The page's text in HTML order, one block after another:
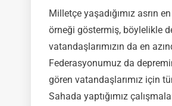
Milletçe yaşadığımız asrın
örneği göstermiş, böylelikle
vatandaşlarımızın da en
Federasyonumuz da
gören vatandaşlarımız için
Sahada yaptığımız